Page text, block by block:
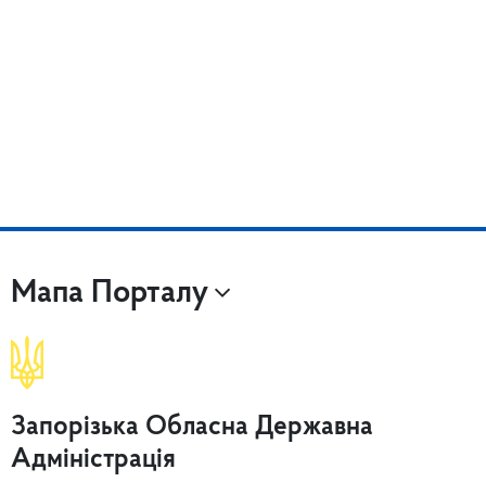
Мапа Порталу
Запорізька Обласна Державна
Адміністрація